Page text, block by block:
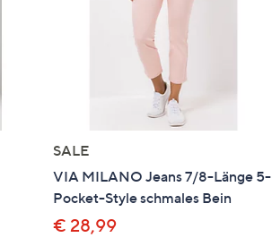
SALE
VIA MILANO Jeans 7/8-Länge 5-
Pocket-Style schmales Bein
€ 28,99